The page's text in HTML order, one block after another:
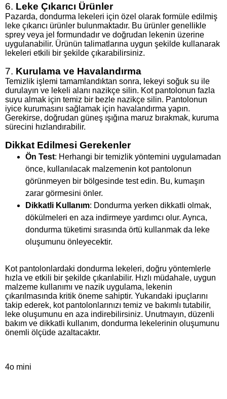
6. Leke Çıkarıcı Ürünler
Pazarda, dondurma lekeleri için özel olarak formüle edilmiş
leke çıkarıcı ürünler bulunmaktadır. Bu ürünler genellikle
sprey veya jel formundadır ve doğrudan lekenin üzerine
uygulanabilir. Ürünün talimatlarına uygun şekilde kullanarak
lekeleri etkili bir şekilde çıkarabilirsiniz.
7. Kurulama ve Havalandırma
Temizlik işlemi tamamlandıktan sonra, lekeyi soğuk su ile
durulayın ve lekeli alanı nazikçe silin. Kot pantolonun fazla
suyu almak için temiz bir bezle nazikçe silin. Pantolonun
iyice kurumasını sağlamak için havalandırma yapın.
Gerekirse, doğrudan güneş ışığına maruz bırakmak, kuruma
sürecini hızlandırabilir.
Dikkat Edilmesi Gerekenler
Ön Test: Herhangi bir temizlik yöntemini uygulamadan
önce, kullanılacak malzemenin kot pantolonun
görünmeyen bir bölgesinde test edin. Bu, kumaşın
zarar görmesini önler.
Dikkatli Kullanım: Dondurma yerken dikkatli olmak,
dökülmeleri en aza indirmeye yardımcı olur. Ayrıca,
dondurma tüketimi sırasında örtü kullanmak da leke
oluşumunu önleyecektir.
Kot pantolonlardaki dondurma lekeleri, doğru yöntemlerle
hızla ve etkili bir şekilde çıkarılabilir. Hızlı müdahale, uygun
malzeme kullanımı ve nazik uygulama, lekenin
çıkarılmasında kritik öneme sahiptir. Yukarıdaki ipuçlarını
takip ederek, kot pantolonlarınızı temiz ve bakımlı tutabilir,
leke oluşumunu en aza indirebilirsiniz. Unutmayın, düzenli
bakım ve dikkatli kullanım, dondurma lekelerinin oluşumunu
önemli ölçüde azaltacaktır.
4o mini